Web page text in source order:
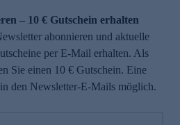
– 10 € Gutschein erhalten
abonnieren und aktuelle
per E-Mail erhalten. Als
Sie einen 10 € Gutschein. Eine
den Newsletter-E-Mails möglich.